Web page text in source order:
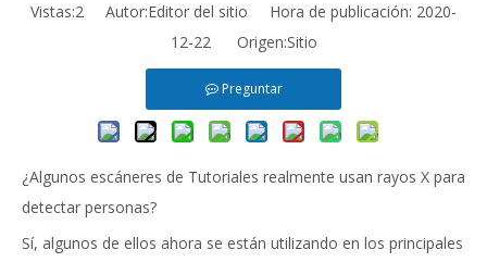
Vistas:2 Autor:Editor del sitio Hora de publicación: 2020-
12-22 Origen:Sitio
Preguntar
¿Algunos escáneres de Tutoriales realmente usan rayos X para
detectar personas?
Sí, algunos de ellos ahora se están utilizando en los principales